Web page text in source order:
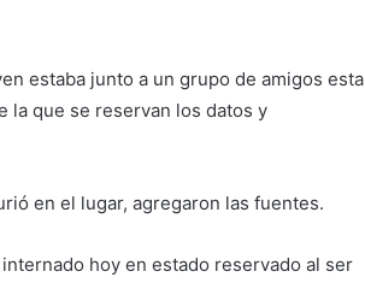
estaba junto a un grupo de amigos esta
la que se reservan los datos y
en el lugar, agregaron las fuentes.
hoy en estado reservado al ser